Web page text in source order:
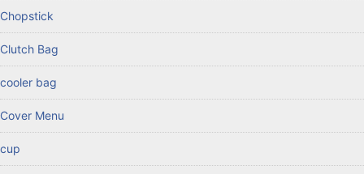
Chopstick
Clutch Bag
cooler bag
Cover Menu
cup